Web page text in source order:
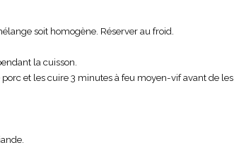
soit homogène. Réserver au froid.
la cuisson.
et les cuire 3 minutes à feu moyen-vif avant de les